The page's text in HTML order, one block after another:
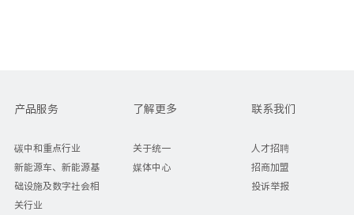
产品服务
碳中和重点行业
新能源车、新能源基
础设施及数字社会相
关行业
了解更多
关于统一
媒体中心
联系我们
人才招聘
招商加盟
投诉举报